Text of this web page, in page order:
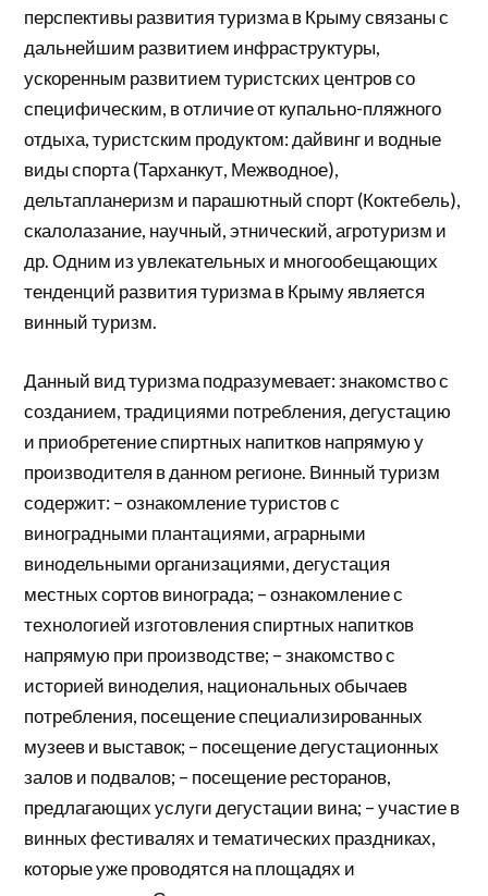
перспективы развития туризма в Крыму связаны с
дальнейшим развитием инфраструктуры,
ускоренным развитием туристских центров со
специфическим, в отличие от купально-пляжного
отдыха, туристским продуктом: дайвинг и водные
виды спорта (Тарханкут, Межводное),
дельтапланеризм и парашютный спорт (Коктебель),
скалолазание, научный, этнический, агротуризм и
др. Одним из увлекательных и многообещающих
тенденций развития туризма в Крыму является
винный туризм.
Данный вид туризма подразумевает: знакомство с
созданием, традициями потребления, дегустацию
и приобретение спиртных напитков напрямую у
производителя в данном регионе. Винный туризм
содержит: – ознакомление туристов с
виноградными плантациями, аграрными
винодельными организациями, дегустация
местных сортов винограда; – ознакомление с
технологией изготовления спиртных напитков
напрямую при производстве; – знакомство с
историей виноделия, национальных обычаев
потребления, посещение специализированных
музеев и выставок; – посещение дегустационных
залов и подвалов; – посещение ресторанов,
предлагающих услуги дегустации вина; – участие в
винных фестивалях и тематических праздниках,
которые уже проводятся на площадях и